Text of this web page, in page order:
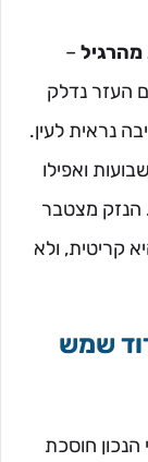
–
העזר נדלק
נראית לעין.
ואפילו
הנזק מצטבר
קריטית, ולא
שמש
חוסכת